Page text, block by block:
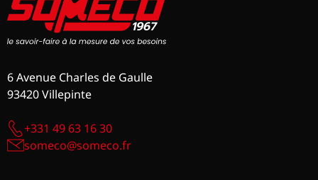
6 Avenue Charles de Gaulle
93420 Villepinte
+331 49 63 16 30
someco@someco.fr